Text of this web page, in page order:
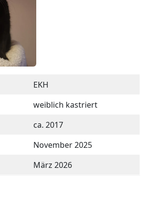
EKH
weiblich kastriert
ca. 2017
November 2025
März 2026